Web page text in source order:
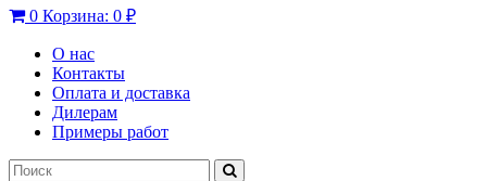
0 Корзина: 0 ₽
О нас
Контакты
Оплата и доставка
Дилерам
Примеры работ